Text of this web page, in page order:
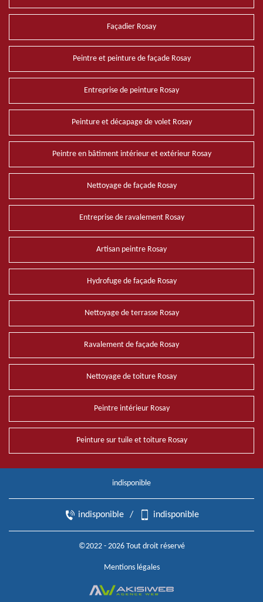
Façadier Rosay
Peintre et peinture de façade Rosay
Entreprise de peinture Rosay
Peinture et décapage de volet Rosay
Peintre en bâtiment intérieur et extérieur Rosay
Nettoyage de façade Rosay
Entreprise de ravalement Rosay
Artisan peintre Rosay
Hydrofuge de façade Rosay
Nettoyage de terrasse Rosay
Ravalement de façade Rosay
Nettoyage de toiture Rosay
Peintre intérieur Rosay
Peinture sur tuile et toiture Rosay
indisponible
indisponible / indisponible
©2022 - 2026 Tout droit réservé
Mentions légales